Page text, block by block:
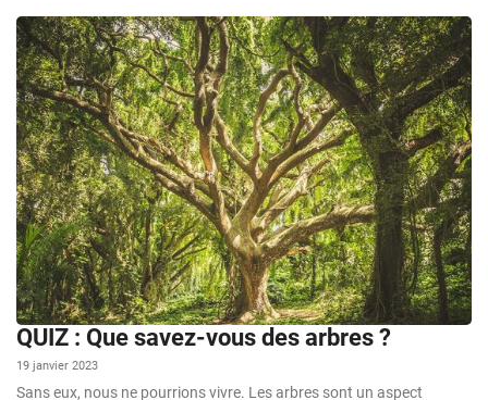
QUIZ : Que savez-vous des arbres ?
19 janvier 2023
Sans eux, nous ne pourrions vivre. Les arbres sont un aspect